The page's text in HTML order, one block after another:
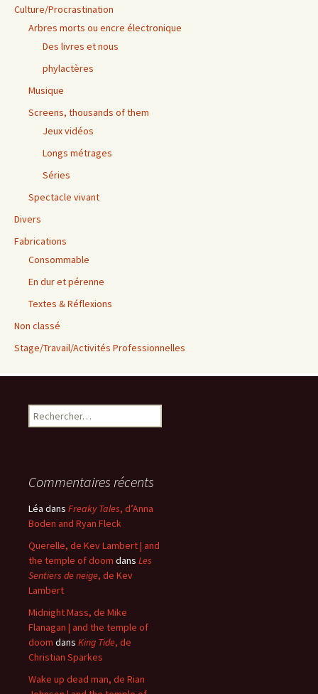
Culture/Procrastination
Arbres morts ou encre électronique
Des livres et nous
phylactères
Musique
Screens, thousands of them
Jeux vidéos
Longs métrages
Séries
Spectacle vivant
Divers
Fabrications
Consommable
En dur et pérenne
Textes & Réflexions
Non classé
Stage/Travail/Activités Professionnelles
Rechercher :
Commentaires récents
Léa dans Freaky Tales, d’Anna
Boden and Ryan Fleck
Querelle, de Kev Lambert | and
the temple of doom dans Les
Sentiers de neige, de Kev
Lambert
Midnight Mass, de Mike
Flanagan | and the temple of
doom dans King Tide, de
Christian Sparkes
Wake up dead man, de Rian